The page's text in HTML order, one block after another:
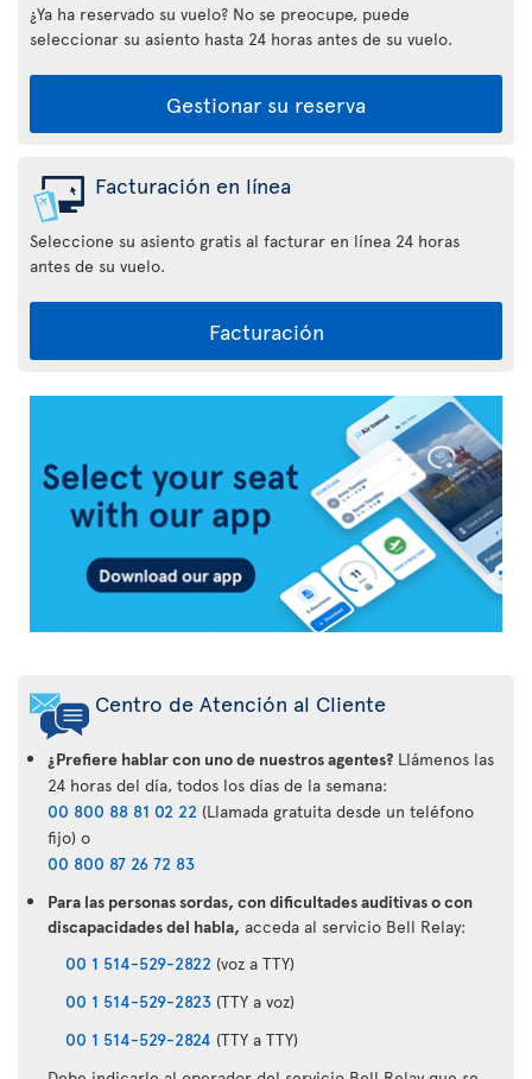
¿Ya ha reservado su vuelo? No se preocupe, puede
seleccionar su asiento hasta 24 horas antes de su vuelo.
Gestionar su reserva
Facturación en línea
Seleccione su asiento gratis al facturar en línea 24 horas
antes de su vuelo.
Facturación
Transat
Centro de Atención al Cliente
¿Prefiere hablar con uno de nuestros agentes? Llámenos las
24 horas del día, todos los días de la semana:
00 800 88 81 02 22 (Llamada gratuita desde un teléfono
fijo) o
00 800 87 26 72 83
Para las personas sordas, con dificultades auditivas o con
discapacidades del habla, acceda al servicio Bell Relay:
00 1 514-529-2822 (voz a TTY)
00 1 514-529-2823 (TTY a voz)
00 1 514-529-2824 (TTY a TTY)